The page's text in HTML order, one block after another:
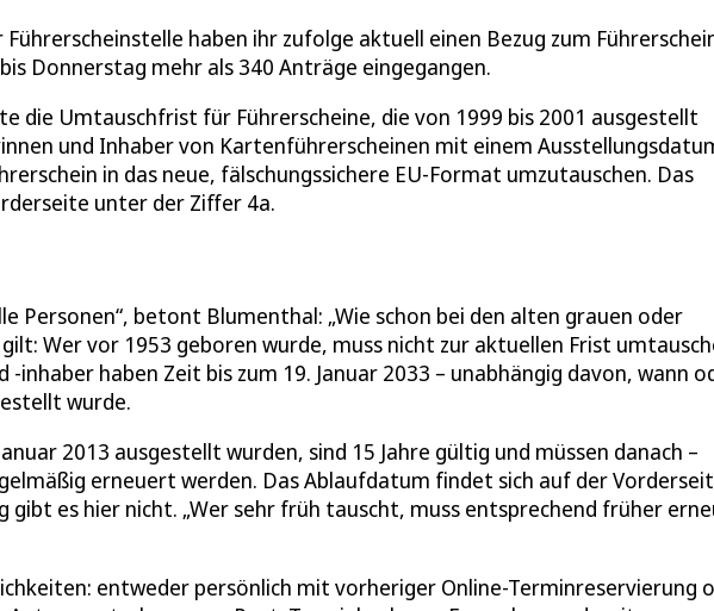
haben ihr zufolge aktuell einen Bezug zum
Donnerstag mehr als 340 Anträge eingegangen.
die Umtauschfrist für Führerscheine, die von 1999 bis 2001 ausgestellt
und Inhaber von Kartenführerscheinen mit einem
in das neue, fälschungssichere EU-Format umzutauschen. Das
unter der Ziffer 4a.
Personen“, betont Blumenthal: „Wie schon bei den alten grauen oder
Wer vor 1953 geboren wurde, muss nicht zur aktuellen Frist
-inhaber haben Zeit bis zum 19. Januar 2033 – unabhängig davon, wann
wurde.
2013 ausgestellt wurden, sind 15 Jahre gültig und müssen danach –
erneuert werden. Das Ablaufdatum findet sich auf der
gibt es hier nicht. „Wer sehr früh tauscht, muss entsprechend früher
entweder persönlich mit vorheriger Online-Terminreservierung